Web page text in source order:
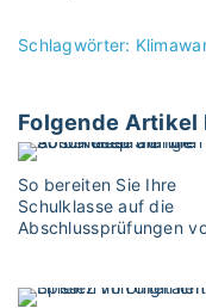
Schlagwörter:
Folgende Artikel
So bereiten Sie Ihre
Schulklasse auf die
Abschlussprüfungen